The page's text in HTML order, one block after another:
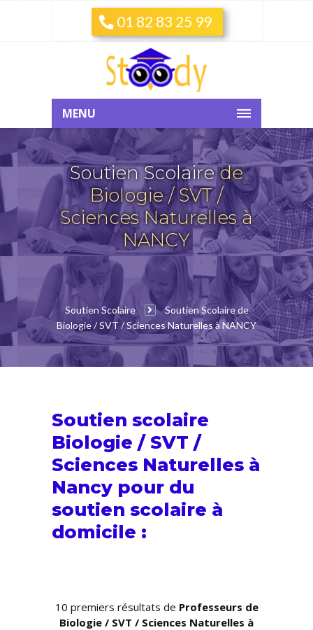
01 82 83 25 99
MENU
Soutien Scolairede
Biologie / SVT /
Sciences Naturelles à
NANCY
Soutien Scolaire
Soutien Scolaire de
Biologie / SVT / Sciences Naturelles à NANCY
Soutien scolaire
Biologie / SVT /
Sciences Naturelles à
Nancy pour du
soutien scolaire à
domicile :
10 premiers résultats de Professeurs de
Biologie / SVT / Sciences Naturelles à